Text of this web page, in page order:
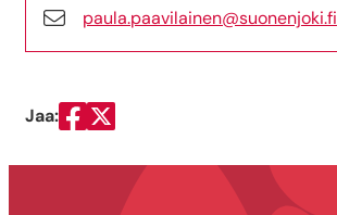
paula.paavilainen@suonenjoki.fi
Jaa:
Jaa Facebookissa
Jaa Twitterissä